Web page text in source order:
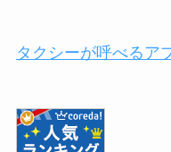
タクシーが呼べるア